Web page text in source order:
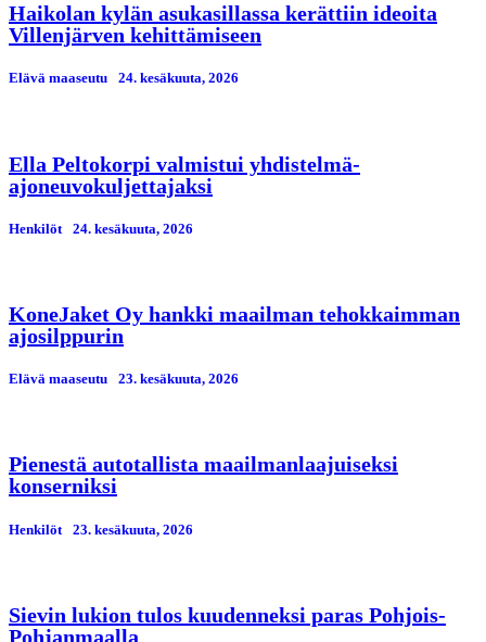
Haikolan kylän asukasillassa kerättiin ideoita
Villenjärven kehittämiseen
Elävä maaseutu 24. kesäkuuta, 2026
Ella Peltokorpi valmistui yhdistelmä-
ajoneuvokuljettajaksi
Henkilöt 24. kesäkuuta, 2026
KoneJaket Oy hankki maailman tehokkaimman
ajosilppurin
Elävä maaseutu 23. kesäkuuta, 2026
Pienestä autotallista maailmanlaajuiseksi
konserniksi
Henkilöt 23. kesäkuuta, 2026
Sievin lukion tulos kuudenneksi paras Pohjois-
Pohjanmaalla